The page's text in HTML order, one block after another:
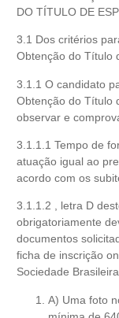
DO TÍTULO DE
3.1 Dos critérios
Obtenção do Título
3.1.1 O candidato
Obtenção do Título
observar e
3.1.1.1 Tempo de
atuação igual ao
acordo com os
3.1.1.2 , letra D
obrigatoriamente
documentos
ficha de inscrição
Sociedade
A) Uma foto